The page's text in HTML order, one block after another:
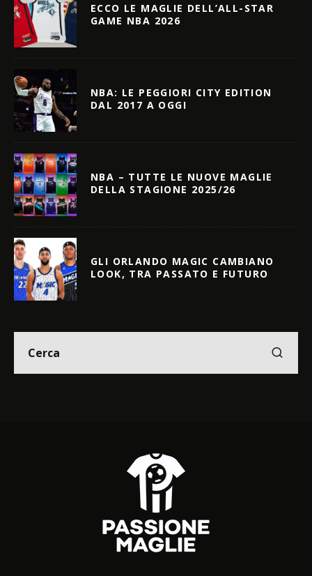
ECCO LE MAGLIE DELL’ALL-STAR
GAME NBA 2026
NBA: LE PEGGIORI CITY EDITION
DAL 2017 A OGGI
NBA – TUTTE LE NUOVE MAGLIE
DELLA STAGIONE 2025/26
GLI ORLANDO MAGIC CAMBIANO
LOOK, TRA PASSATO E FUTURO